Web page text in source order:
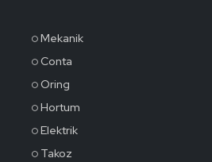
Mekanik
Conta
Oring
Hortum
Elektrik
Takoz